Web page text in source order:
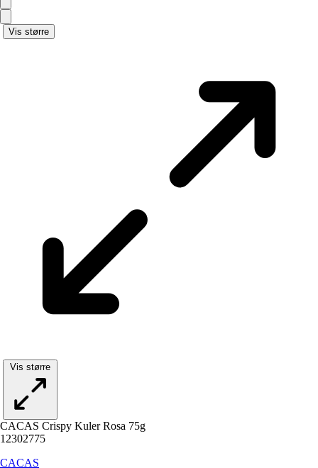
Vis større
Vis større
CACAS Crispy Kuler Rosa 75g
12302775
CACAS